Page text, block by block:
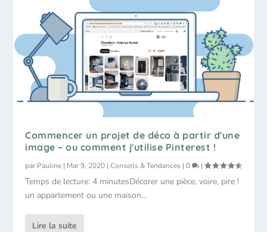
Commencer un projet de déco à partir d'une
image – ou comment j'utilise Pinterest !
par Pauline | Mar 9, 2020 |Conseils & Tendances |0 |
Temps de lecture: 4 minutesDécorer une pièce, voire, pire !
un appartement ou une maison...
Lire la suite